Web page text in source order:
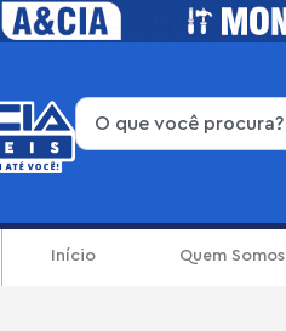
Início Quem Somos